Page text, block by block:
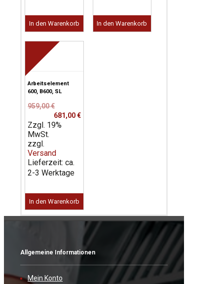
In den Warenkorb In den Warenkorb
Arbeitselement
600, B600, SL
959,00€Ursprünglicher
Preis
war:
681,00€
Aktueller
Preis
ist:
Zzgl. 19%
MwSt.
zzgl.
Versand
Lieferzeit: ca.
2-3 Werktage
In den Warenkorb
Allgemeine Informationen
Mein Konto